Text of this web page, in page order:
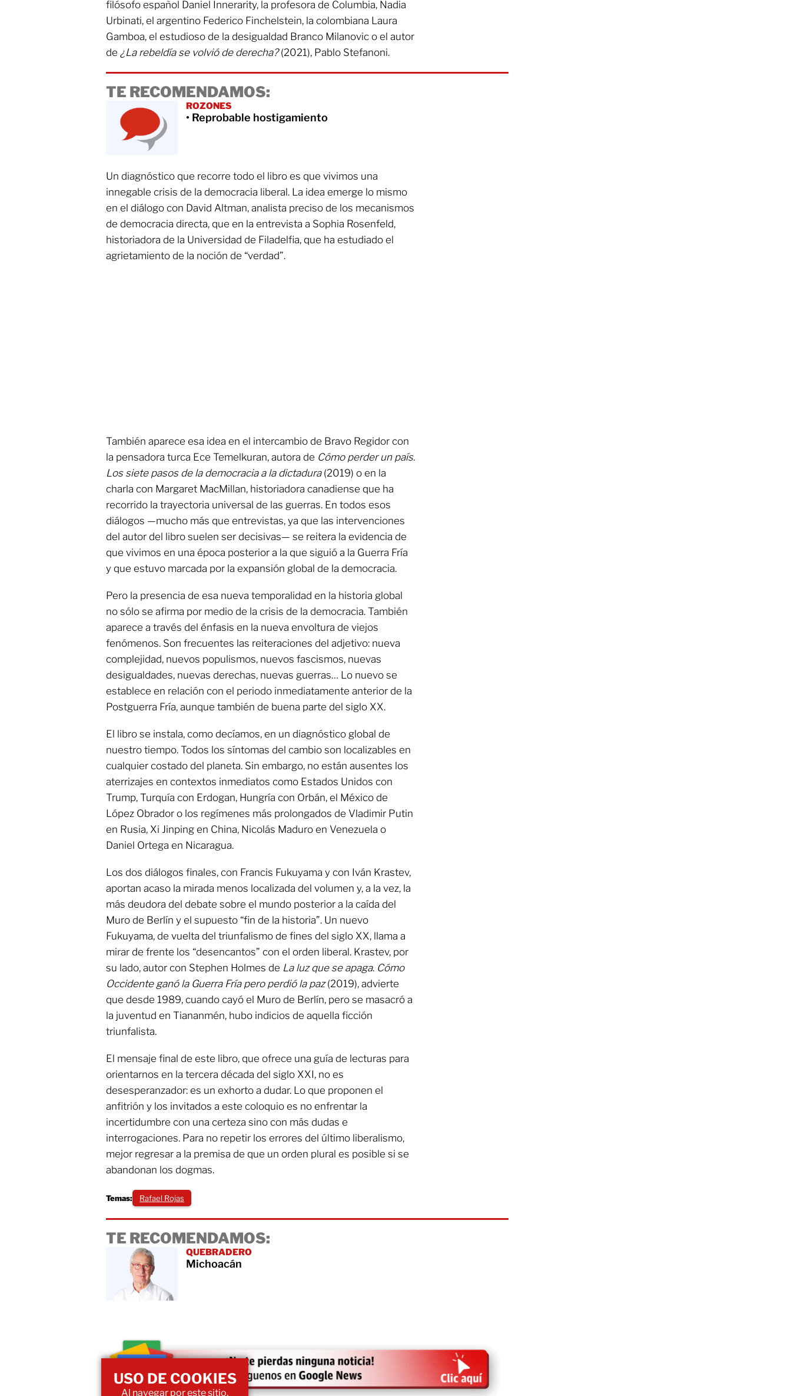
filósofo español Daniel Innerarity, la profesora de Columbia, Nadia
Urbinati, el argentino Federico Finchelstein, la colombiana Laura
Gamboa, el estudioso de la desigualdad Branco Milanovic o el autor
de ¿La rebeldía se volvió de derecha?(2021), Pablo Stefanoni.
TE RECOMENDAMOS:
ROZONES
• Reprobable hostigamiento
Un diagnóstico que recorre todo el libro es que vivimos una
innegable crisis de la democracia liberal. La idea emerge lo mismo
en el diálogo con David Altman, analista preciso de los mecanismos
de democracia directa, que en la entrevista a Sophia Rosenfeld,
historiadora de la Universidad de Filadelfia, que ha estudiado el
agrietamiento de la noción de “verdad”.
También aparece esa idea en el intercambio de Bravo Regidor con
la pensadora turca Ece Temelkuran, autora de Cómo perder un país.
Los siete pasos de la democracia a la dictadura(2019) o en la
charla con Margaret MacMillan, historiadora canadiense que ha
recorrido la trayectoria universal de las guerras. En todos esos
diálogos —mucho más que entrevistas, ya que las intervenciones
del autor del libro suelen ser decisivas— se reitera la evidencia de
que vivimos en una época posterior a la que siguió a la Guerra Fría
y que estuvo marcada por la expansión global de la democracia.
Pero la presencia de esa nueva temporalidad en la historia global
no sólo se afirma por medio de la crisis de la democracia. También
aparece a través del énfasis en la nueva envoltura de viejos
fenómenos. Son frecuentes las reiteraciones del adjetivo: nueva
complejidad, nuevos populismos, nuevos fascismos, nuevas
desigualdades, nuevas derechas, nuevas guerras… Lo nuevo se
establece en relación con el periodo inmediatamente anterior de la
Postguerra Fría, aunque también de buena parte del siglo XX.
El libro se instala, como decíamos, en un diagnóstico global de
nuestro tiempo. Todos los síntomas del cambio son localizables en
cualquier costado del planeta. Sin embargo, no están ausentes los
aterrizajes en contextos inmediatos como Estados Unidos con
Trump, Turquía con Erdogan, Hungría con Orbán, el México de
López Obrador o los regímenes más prolongados de Vladimir Putin
en Rusia, Xi Jinping en China, Nicolás Maduro en Venezuela o
Daniel Ortega en Nicaragua.
Los dos diálogos finales, con Francis Fukuyama y con Iván Krastev,
aportan acaso la mirada menos localizada del volumen y, a la vez, la
más deudora del debate sobre el mundo posterior a la caída del
Muro de Berlín y el supuesto “fin de la historia”. Un nuevo
Fukuyama, de vuelta del triunfalismo de fines del siglo XX, llama a
mirar de frente los “desencantos” con el orden liberal. Krastev, por
su lado, autor con Stephen Holmes de La luz que se apaga. Cómo
Occidente ganó la Guerra Fría pero perdió la paz(2019), advierte
que desde 1989, cuando cayó el Muro de Berlín, pero se masacró a
la juventud en Tiananmén, hubo indicios de aquella ficción
triunfalista.
El mensaje final de este libro, que ofrece una guía de lecturas para
orientarnos en la tercera década del siglo XXI, no es
desesperanzador: es un exhorto a dudar. Lo que proponen el
anfitrión y los invitados a este coloquio es no enfrentar la
incertidumbre con una certeza sino con más dudas e
interrogaciones. Para no repetir los errores del último liberalismo,
mejor regresar a la premisa de que un orden plural es posible si se
abandonan los dogmas.
Temas: Rafael Rojas
TE RECOMENDAMOS:
QUEBRADERO
Michoacán
USO DE COOKIES
Al navegar por este sitio,